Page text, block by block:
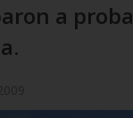
a proba